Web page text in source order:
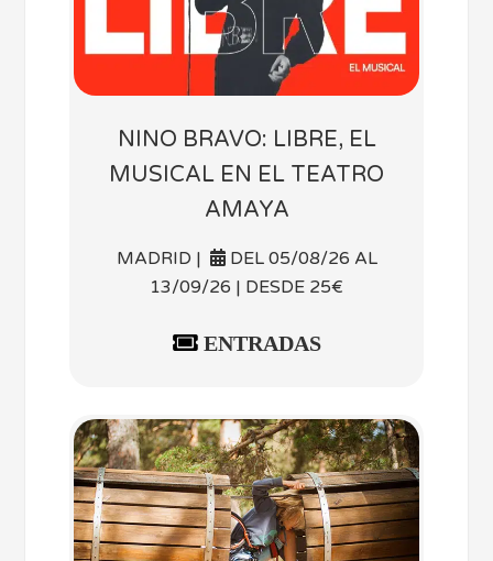
NINO BRAVO: LIBRE, EL
MUSICAL EN EL TEATRO
AMAYA
MADRID |
DEL 05/08/26 AL
13/09/26 | DESDE 25€
ENTRADAS